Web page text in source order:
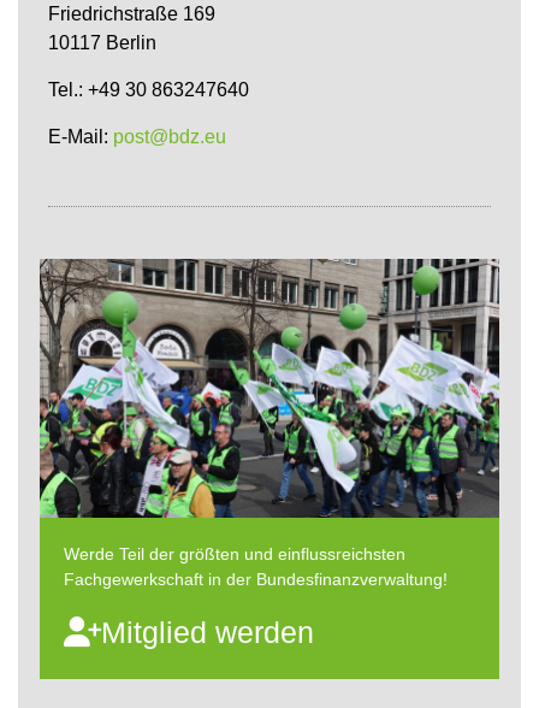
Friedrichstraße 169
10117 Berlin
Tel.: +49 30 863247640
E-Mail: post@bdz.eu
Werde Teil der größten und einflussreichsten
Fachgewerkschaft in der Bundesfinanzverwaltung!
Mitglied werden